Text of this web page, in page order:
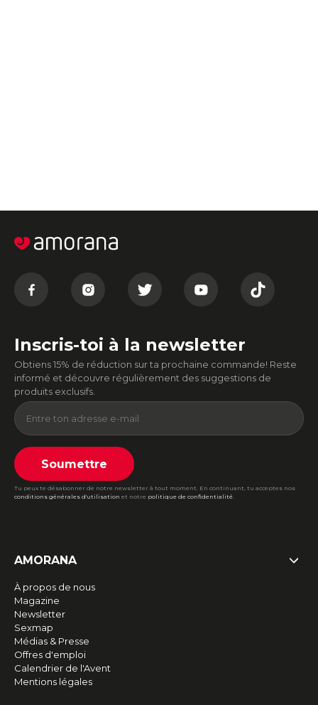
Inscris-toi à la newsletter
Obtiens 15% de réduction sur ta prochaine commande! Reste
informé et découvre régulièrement des suggestions de
produits exclusifs.
Soumettre
Tu peux te désabonner de notre newsletter à tout moment. En continuant, tu acceptes nos
conditions générales d'utilisation et notre politique de confidentialité.
AMORANA
À propos de nous
Magazine
Newsletter
Sexmap
Médias & Presse
Offres d'emploi
Calendrier de l'Avent
Mentions légales